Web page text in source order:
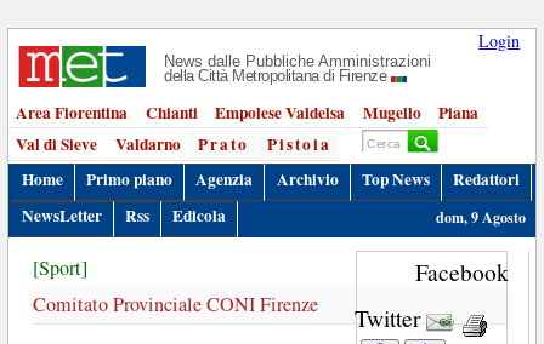
Login
News dalle Pubbliche Amministrazioni
della Città Metropolitana di Firenze
Area Fiorentina Chianti Empolese Valdelsa Mugello
Piana
Val di Sieve
Valdarno Prato
Pistoia
Home
Primo piano Agenzia Archivio Top News
Redattori
NewsLetter
Rss Edicola dom, 9 Agosto
Facebook
Twitter
[Sport]
Comitato Provinciale CONI Firenze